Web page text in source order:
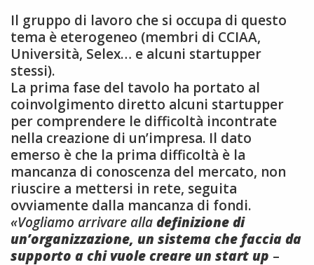
Il gruppo di lavoro che si occupa di questo
tema è eterogeneo (membri di CCIAA,
Università, Selex… e alcuni startupper
stessi).
La prima fase del tavolo ha portato al
coinvolgimento diretto alcuni startupper
per comprendere le difficoltà incontrate
nella creazione di un’impresa. Il dato
emerso è che la prima difficoltà è la
mancanza di conoscenza del mercato, non
riuscire a mettersi in rete, seguita
ovviamente dalla mancanza di fondi.
«Vogliamo arrivare alladefinizione di
un’organizzazione, un sistema che faccia da
supporto a chi vuole creare un start up –